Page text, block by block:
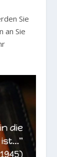
Sie
an Sie